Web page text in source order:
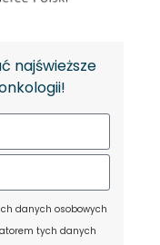
najświeższe
danych osobowych
tych danych